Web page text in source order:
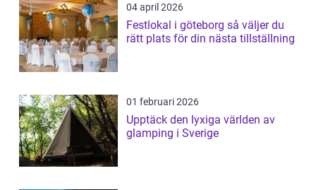
04 april 2026
Festlokal i göteborg så väljer du
rätt plats för din nästa tillställning
01 februari 2026
Upptäck den lyxiga världen av
glamping i Sverige